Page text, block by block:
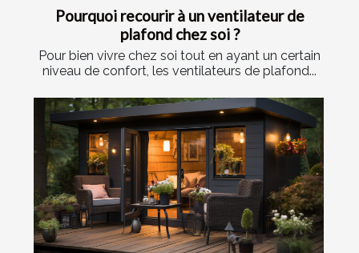
Pourquoi recourir à un ventilateur de
plafond chez soi ?
Pour bien vivre chez soi tout en ayant un certain
niveau de confort, les ventilateurs de plafond...